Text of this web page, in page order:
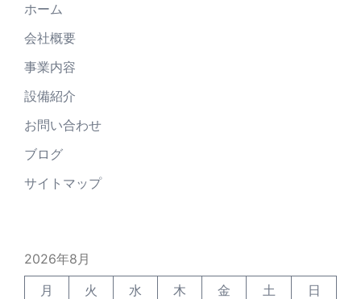
ホーム
会社概要
事業内容
設備紹介
お問い合わせ
ブログ
サイトマップ
2026年8月
月
火 水 木 金 土
日